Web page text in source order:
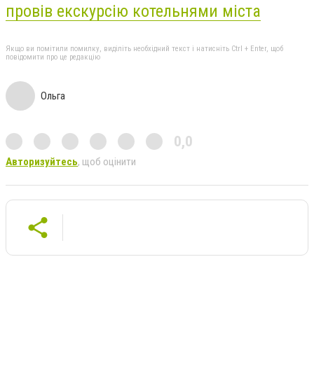
провів екскурсію котельнями міста
Якщо ви помітили помилку, виділіть необхідний текст і натисніть Ctrl + Enter, щоб
повідомити про це редакцію
Ольга
0,0
Авторизуйтесь, щоб оцінити